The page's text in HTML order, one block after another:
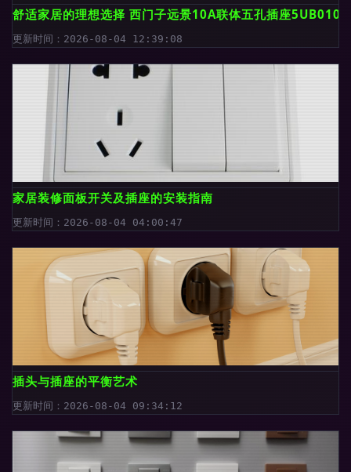
舒适家居的理想选择 西门子远景10A联体五孔插座
更新时间：2026-08-04 12:39:08
家居装修面板开关及插座的安装指南
更新时间：2026-08-04 04:00:47
插头与插座的平衡艺术
更新时间：2026-08-04 09:34:12